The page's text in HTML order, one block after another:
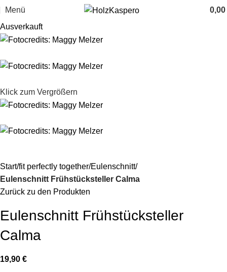
Menü
0,00
Ausverkauft
Klick zum Vergrößern
Start fit perfectly together Eulenschnitt
Eulenschnitt Frühstücksteller Calma
Zurück zu den Produkten
Eulenschnitt Frühstücksteller
Calma
19,90 €